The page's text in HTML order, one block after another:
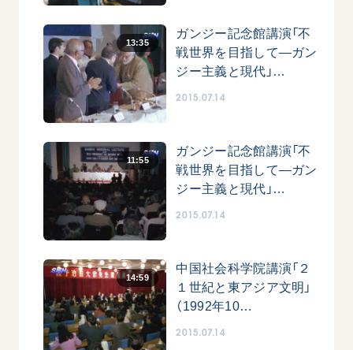
広島県 早志百…
2026.08.06
SDGs 平和 動画
証言 広島
13:35
ガンジー記念館講演「不
戦世界を目指して―ガン
ジー主義と現代」…
2015.07.14
11:55
ガンジー記念館講演「不
戦世界を目指して―ガン
ジー主義と現代」…
2015.07.14
14:59
中国社会科学院講演「２
１世紀と東アジア文明」
（1992年10…
2015.07.14